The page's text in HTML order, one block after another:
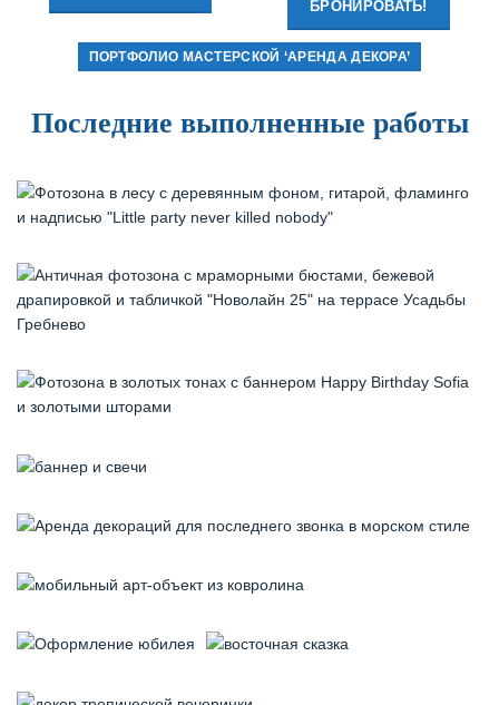
БРОНИРОВАТЬ!
ПОРТФОЛИО МАСТЕРСКОЙ ‘АРЕНДА ДЕКОРА’
Последние выполненные работы